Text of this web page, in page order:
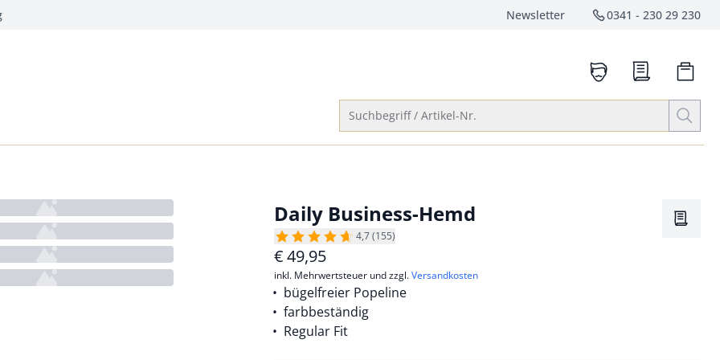
Newsletter Service-
0341 - 230 29 230
anrufen
Suchbegriff / Artikel-Nr.
Daily Business-Hemd
4,7 (155)
€49,95
inkl. Mehrwertsteuer und zzgl.Versandkosten
bügelfreier Popeline
farbbeständig
Regular Fit